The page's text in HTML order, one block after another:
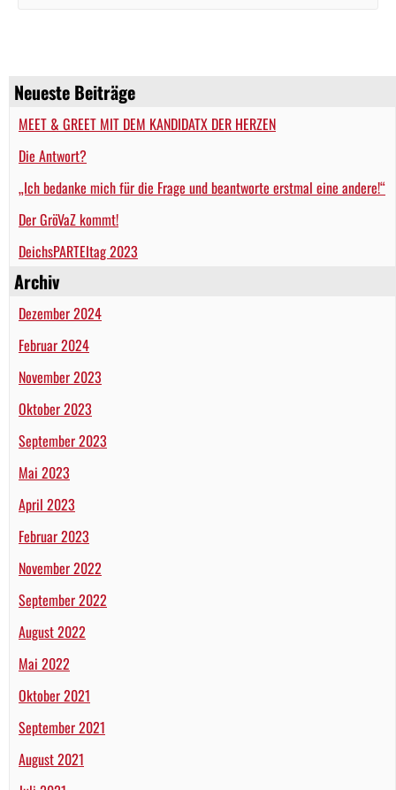
Neueste Beiträge
MEET & GREET MIT DEM KANDIDATX DER HERZEN
Die Antwort?
„Ich bedanke mich für die Frage und beantworte erstmal eine andere!“
Der GröVaZ kommt!
DeichsPARTEItag 2023
Archiv
Dezember 2024
Februar 2024
November 2023
Oktober 2023
September 2023
Mai 2023
April 2023
Februar 2023
November 2022
September 2022
August 2022
Mai 2022
Oktober 2021
September 2021
August 2021